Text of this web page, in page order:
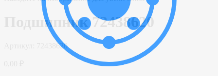
Подшипник 72438620
72438620